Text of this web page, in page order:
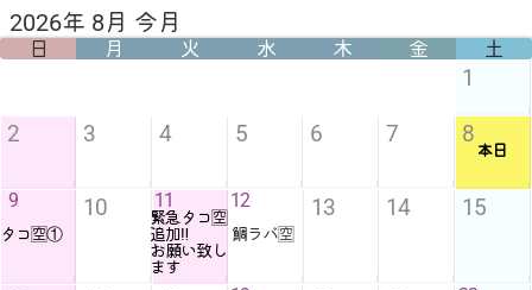
1
2 3 4 5 6 7 8
本日
9
タコ🈳①
10 11
緊急タコ🈳
追加‼️
お願い致し
ます
12
鯛ラバ🈳
13 14 15
2026年 8月 今月
日 月 火 水 木 金 土